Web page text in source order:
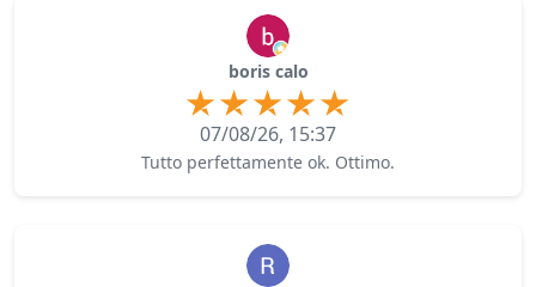
boris calo
07/08/26, 15:37
Tutto perfettamente ok. Ottimo.